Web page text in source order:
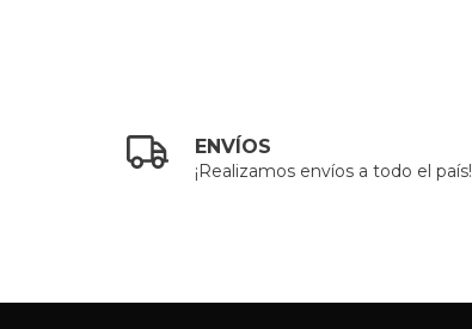
ENVÍOS
¡Realizamos envíos a todo el país!